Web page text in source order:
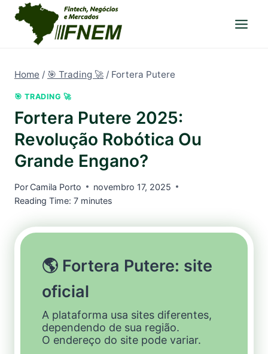
Pular
para
Home / 🎯 Trading 🚀 / Fortera Putere
🎯 TRADING 🚀
Fortera Putere 2025:
Revolução Robótica Ou
Grande Engano?
Por Camila Porto
novembro 17, 2025
Reading Time: 7 minutes
🌎 Fortera Putere: site
oficial
A plataforma usa sites diferentes,
dependendo de sua região.
O endereço do site pode variar.